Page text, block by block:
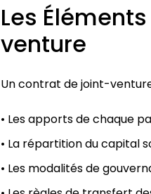
Les
venture
Un contrat de joint-
• Les apports de chaque
• La répartition du capital
• Les modalités de